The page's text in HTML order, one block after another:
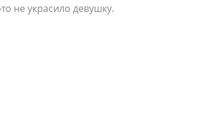
не украсило девушку.